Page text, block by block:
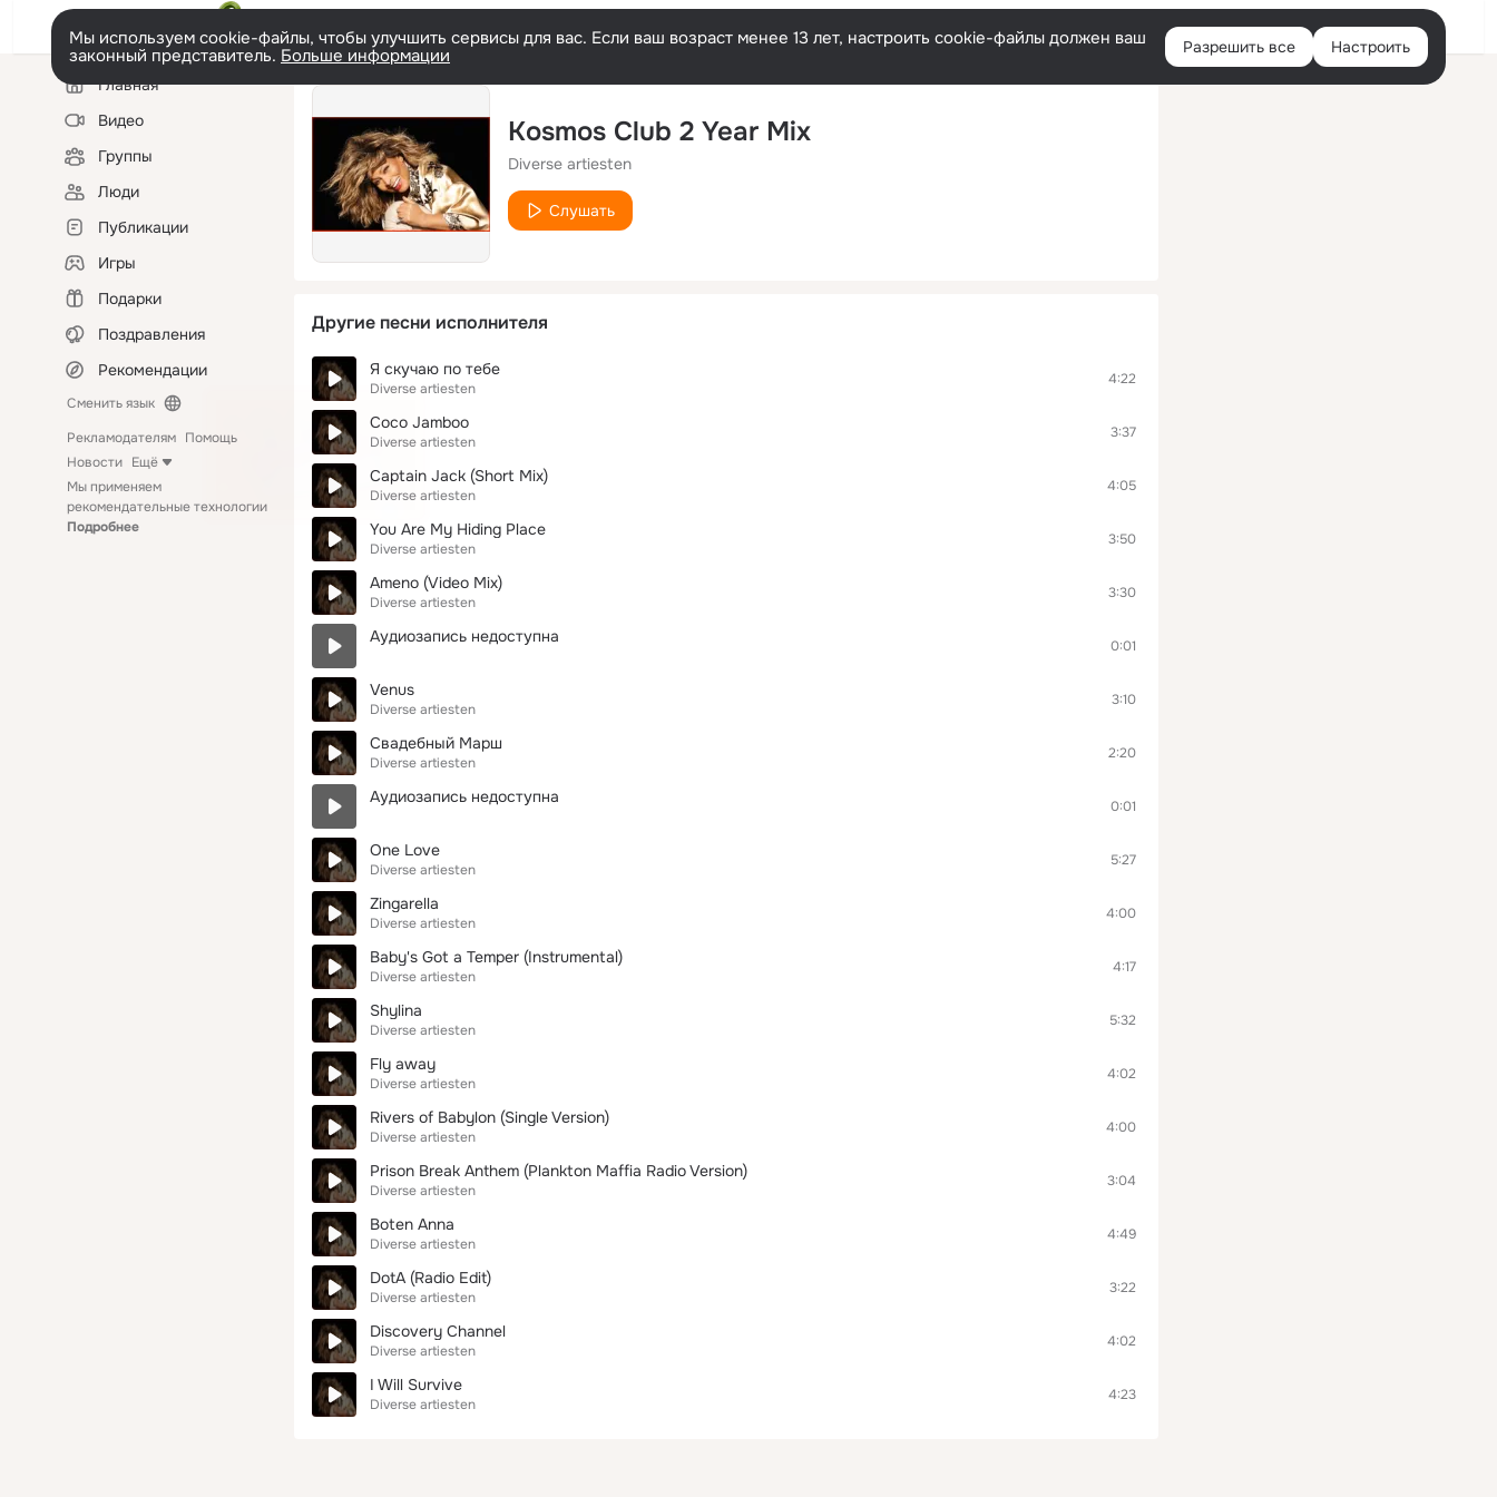
Войти
Мы используем cookie-файлы, чтобы улучшить сервисы для вас. Если ваш возраст менее 13 лет, настроить cookie-файлы должен ваш
законный представитель. Больше информации Разрешить все Настроить
Левая
колонкаГлавная
Видео
Группы
Люди
Публикации
Игры
Подарки
Поздравления
Рекомендации
Сменить язык
Рекламодателям Помощь
Новости Ещё
Мы применяем
рекомендательные технологии
Подробнее
Kosmos Club 2 Year Mix
Diverse artiesten
Слушать
Другие песни исполнителя
Я скучаю по тебе
Diverse artiesten
4:22
Coco Jamboo
Diverse artiesten
3:37
Captain Jack (Short Mix)
Diverse artiesten
4:05
You Are My Hiding Place
Diverse artiesten
3:50
Ameno (Video Mix)
Diverse artiesten
3:30
Аудиозапись недоступна 0:01
Venus
Diverse artiesten
3:10
Свадебный Марш
Diverse artiesten
2:20
Аудиозапись недоступна 0:01
One Love
Diverse artiesten
5:27
Zingarella
Diverse artiesten
4:00
Baby's Got a Temper (Instrumental)
Diverse artiesten
4:17
Shylina
Diverse artiesten
5:32
Fly away
Diverse artiesten
4:02
Rivers of Babylon (Single Version)
Diverse artiesten
4:00
Prison Break Anthem (Plankton Maffia Radio Version)
Diverse artiesten
3:04
Boten Anna
Diverse artiesten
4:49
DotA (Radio Edit)
Diverse artiesten
3:22
Discovery Channel
Diverse artiesten
4:02
I Will Survive
Diverse artiesten
4:23